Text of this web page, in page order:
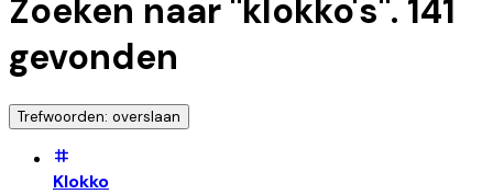
Zoeken naar "klokko's". 141
gevonden
Trefwoorden: overslaan
Klokko